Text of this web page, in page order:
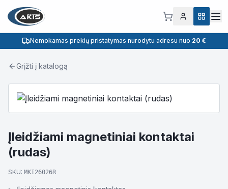
Nemokamas prekių pristatymas nurodytu adresu nuo 20 €
Grįžti į katalogą
Įleidžiami magnetiniai kontaktai
(rudas)
SKU: MKI26026R